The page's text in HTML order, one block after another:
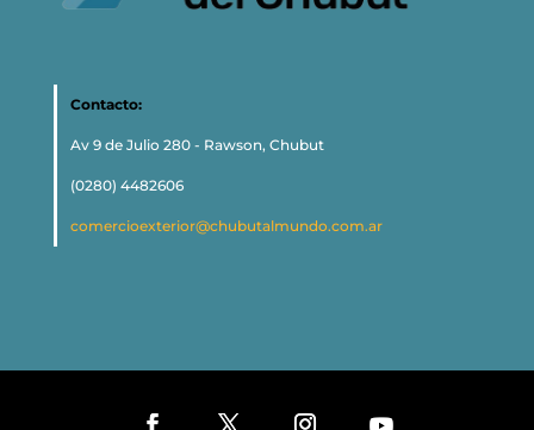
Contacto:
Av 9 de Julio 280 - Rawson, Chubut
(0280) 4482606
comercioexterior@chubutalmundo.com.ar